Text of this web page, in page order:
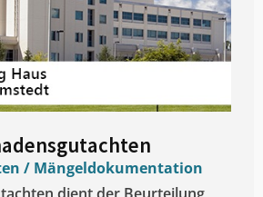
/ Mängeldokumentation